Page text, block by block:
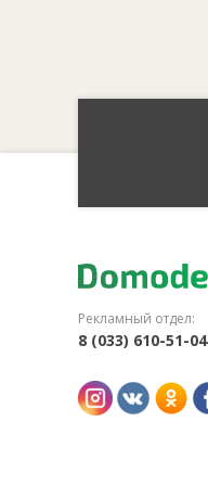
Рекламный отдел:
8 (033) 610-51-04